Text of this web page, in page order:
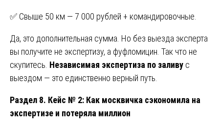
✅ Свыше 50 км — 7 000 рублей + командировочные.
Да, это дополнительная сумма. Но без выезда эксперта
вы получите не экспертизу, а фуфломицин. Так что не
скупитесь. Независимая экспертиза по заливу с
выездом — это единственно верный путь.
Раздел 8. Кейс № 2: Как москвичка сэкономила на
экспертизе и потеряла миллион